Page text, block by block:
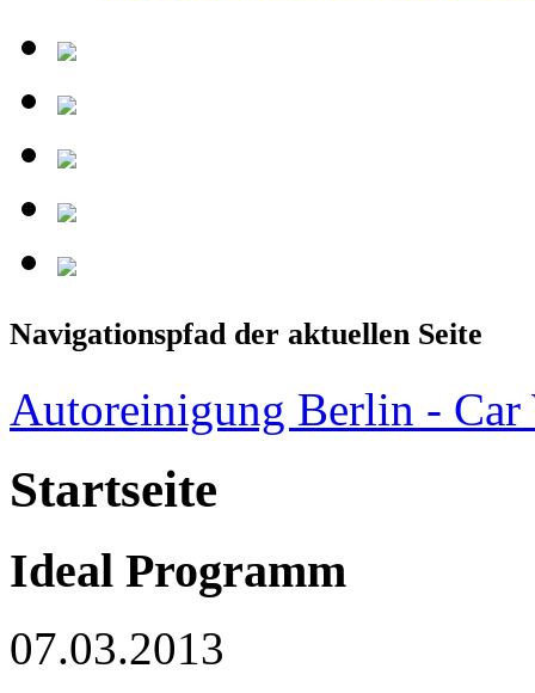
Navigationspfad der aktuellen Seite
Autoreinigung Berlin - Car
Startseite
Ideal Programm
07.03.2013